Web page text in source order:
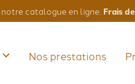
catalogue en ligne. Frais
Nos prestations